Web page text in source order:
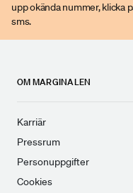
upp okända nummer, klicka
sms.
OM MARGINALEN
Karriär
Pressrum
Personuppgifter
Cookies